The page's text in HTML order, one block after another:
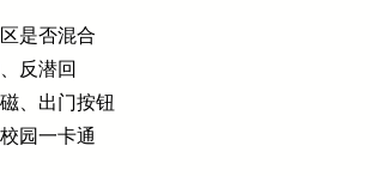
是否混合
反潜回
、出门按钮
园一卡通